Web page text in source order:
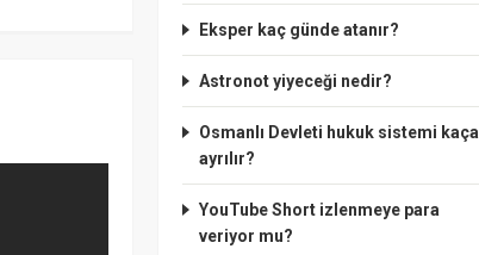
Eksper kaç günde atanır?
Astronot yiyeceği nedir?
Osmanlı Devleti hukuk sistemi kaça
ayrılır?
YouTube Short izlenmeye para
veriyor mu?